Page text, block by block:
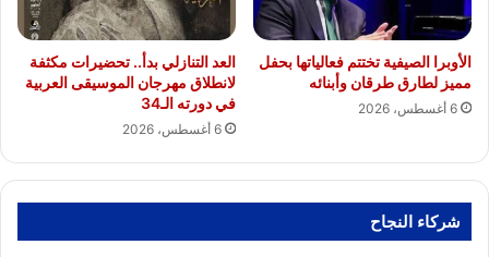
الأوبرا الصيفية تختتم فعالياتها بحفل
مميز لطارق طرقان وأبنائه
6 أغسطس، 2026
العد التنازلي بدأ.. تحضيرات مكثفة
لانطلاق مهرجان الموسيقى العربية
في دورته الـ34
6 أغسطس، 2026
شركاء النجاح